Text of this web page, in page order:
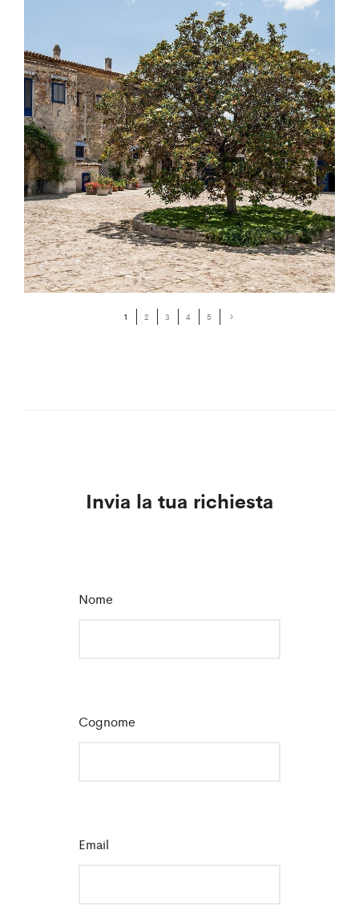
1 2 3 4 5
Invia la tua richiesta
Nome
Cognome
Email